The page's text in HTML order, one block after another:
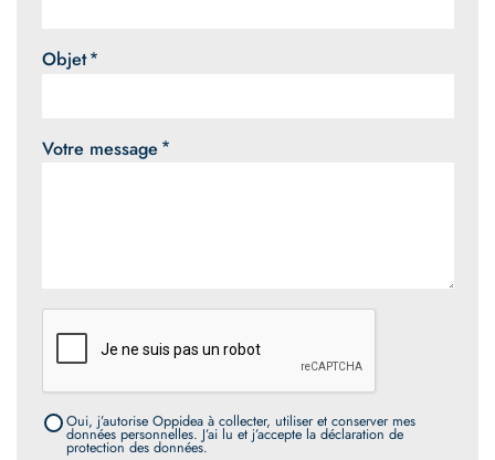
Objet
Votre message
Oui, j’autorise Oppidea à collecter, utiliser et conserver mes
données personnelles. J’ai lu et j’accepte la déclaration de
protection des données.